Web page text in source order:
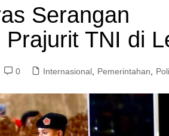
Serangan
TNI di
0 Internasional Pemerintahan